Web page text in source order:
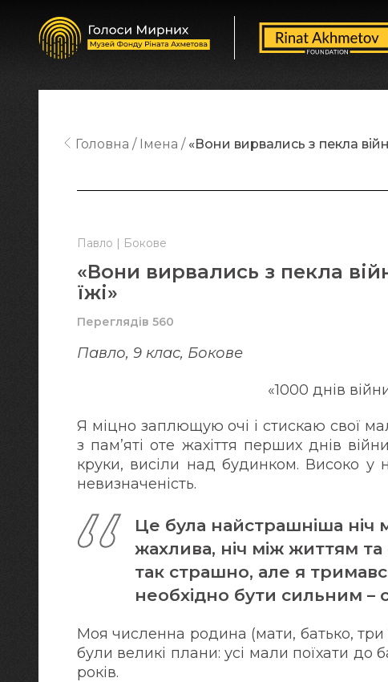
Павло | Бокове
«Вони вирвались з пекла
їжі»
Переглядів 560
Павло, 9 клас, Бокове
«1000 днів
Я міцно заплющую очі і стискаю свої
з пам’яті оте жахіття перших днів
круки, висіли над будинком. Високо у
невизначеність.
Це була найстрашніша ніч
жахлива, ніч між життям
так страшно, але я
необхідно бути сильним –
Моя численна родина (мати, батько,
були великі плани: усі мали поїхати до
років.
Головна Імена «Вони вирвались з пекла